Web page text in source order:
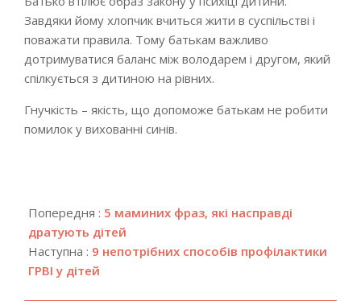
Завдяки йому хлопчик вчиться жити в суспільстві і
поважати правила. Тому батькам важливо
дотримуватися баланс між володарем і другом, який
спілкується з дитиною на рівних.
Гнучкість – якість, що допоможе батькам не робити
помилок у вихованні синів.
07-
07
Попередня : 5 маминих фраз, які насправді
дратують дітей
Наступна : 9 непотрібних способів профілактики
ГРВІ у дітей